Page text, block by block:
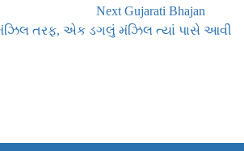
Next Gujarati Bhajan
તરફ, એક ડગલું મંઝિલ ત્યાં પાસે આવી